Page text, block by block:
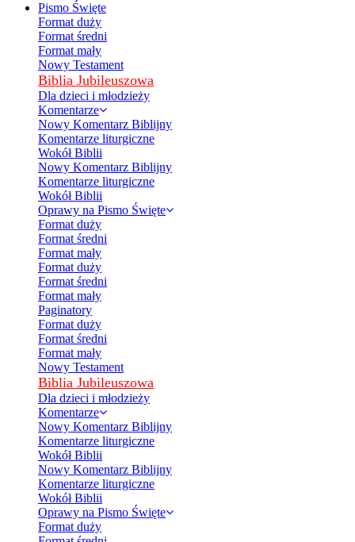
Pismo Święte
Format duży
Format średni
Format mały
Nowy Testament
Biblia Jubileuszowa
Dla dzieci i młodzieży
Komentarze
Nowy Komentarz Biblijny
Komentarze liturgiczne
Wokół Biblii
Nowy Komentarz Biblijny
Komentarze liturgiczne
Wokół Biblii
Oprawy na Pismo Święte
Format duży
Format średni
Format mały
Format duży
Format średni
Format mały
Paginatory
Format duży
Format średni
Format mały
Nowy Testament
Biblia Jubileuszowa
Dla dzieci i młodzieży
Komentarze
Nowy Komentarz Biblijny
Komentarze liturgiczne
Wokół Biblii
Nowy Komentarz Biblijny
Komentarze liturgiczne
Wokół Biblii
Oprawy na Pismo Święte
Format duży